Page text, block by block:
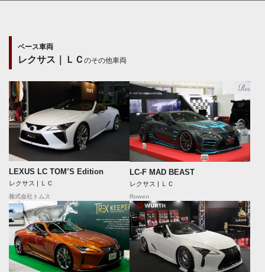
ベース車両
レクサス｜ＬＣ のその他車両
LEXUS LC TOM’S Edition
レクサス | ＬＣ
株式会社トムス
LC-F MAD BEAST
レクサス | ＬＣ
Rowen